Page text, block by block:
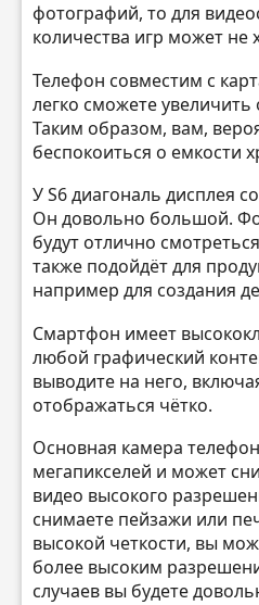
фотографий, то для
количества игр может не
Телефон совместим с
легко сможете
Таким образом, вам,
беспокоиться о емкости
У S6 диагональ дисплея
Он довольно большой.
будут отлично
также подойдёт для
например для создания
Смартфон имеет
любой графический
выводите на него,
отображаться чётко.
Основная камера
мегапикселей и может
видео высокого
снимаете пейзажи или
высокой четкости, вы
более высоким
случаев вы будете